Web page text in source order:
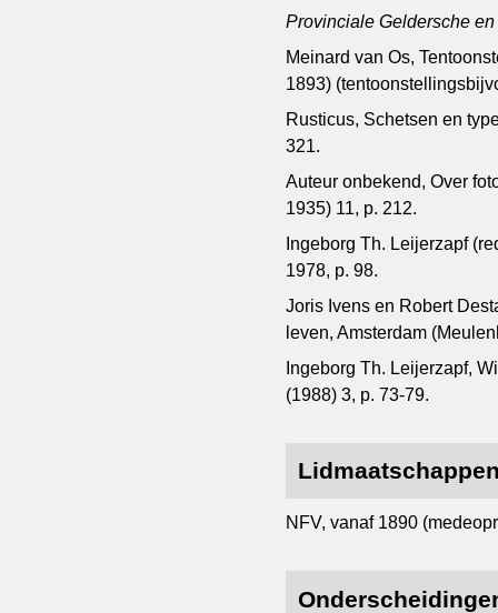
Provinciale Geldersche
Meinard van Os,
1893)
Rusticus, Schetsen en
321.
Auteur onbekend, Over
1935) 11, p. 212.
Ingeborg Th. Leijerzapf
1978, p. 98.
Joris Ivens en Robert
leven, Amsterdam
Ingeborg Th. Leijerzapf,
(1988) 3, p. 73-79.
NFV, vanaf 1890